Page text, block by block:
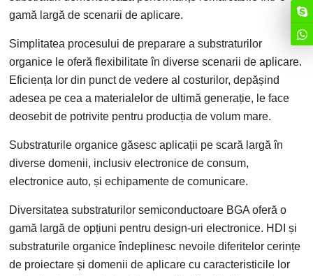
gamă largă de scenarii de aplicare.
Simplitatea procesului de preparare a substraturilor
organice le oferă flexibilitate în diverse scenarii de aplicare.
Eficiența lor din punct de vedere al costurilor, depășind
adesea pe cea a materialelor de ultimă generație, le face
deosebit de potrivite pentru producția de volum mare.
Substraturile organice găsesc aplicații pe scară largă în
diverse domenii, inclusiv electronice de consum,
electronice auto, și echipamente de comunicare.
Diversitatea substraturilor semiconductoare BGA oferă o
gamă largă de opțiuni pentru design-uri electronice. HDI și
substraturile organice îndeplinesc nevoile diferitelor cerințe
de proiectare și domenii de aplicare cu caracteristicile lor